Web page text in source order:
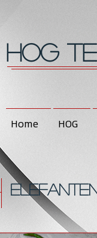
HOG
Home HOG